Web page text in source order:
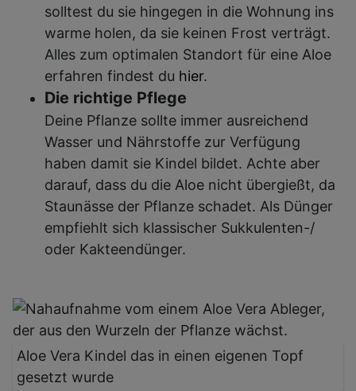
solltest du sie hingegen in die Wohnung ins
warme holen, da sie keinen Frost verträgt.
Alles zum optimalen Standort für eine Aloe
erfahren findest du hier.
Die richtige Pflege
Deine Pflanze sollte immer ausreichend
Wasser und Nährstoffe zur Verfügung
haben damit sie Kindel bildet. Achte aber
darauf, dass du die Aloe nicht übergießt, da
Staunässe der Pflanze schadet. Als Dünger
empfiehlt sich klassischer Sukkulenten-/
oder Kakteendünger.
Aloe Vera Kindel das in einen eigenen Topf
gesetzt wurde